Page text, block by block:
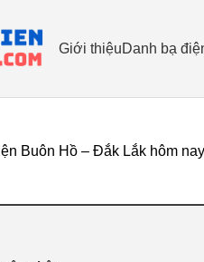
Giới thiệuDanh bạ
Buôn Hồ – Đắk Lắk hôm